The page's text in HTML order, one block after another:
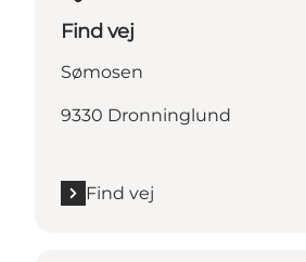
Find vej
Sømosen
9330 Dronninglund
Find vej